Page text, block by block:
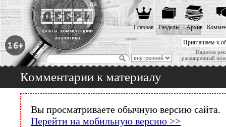
Приглашаем к
Надоела
расширенный
Главная Разделы Архив
Комментарии к материалу
Вы просматриваете обычную версию сайта.
Перейти на мобильную версию >>